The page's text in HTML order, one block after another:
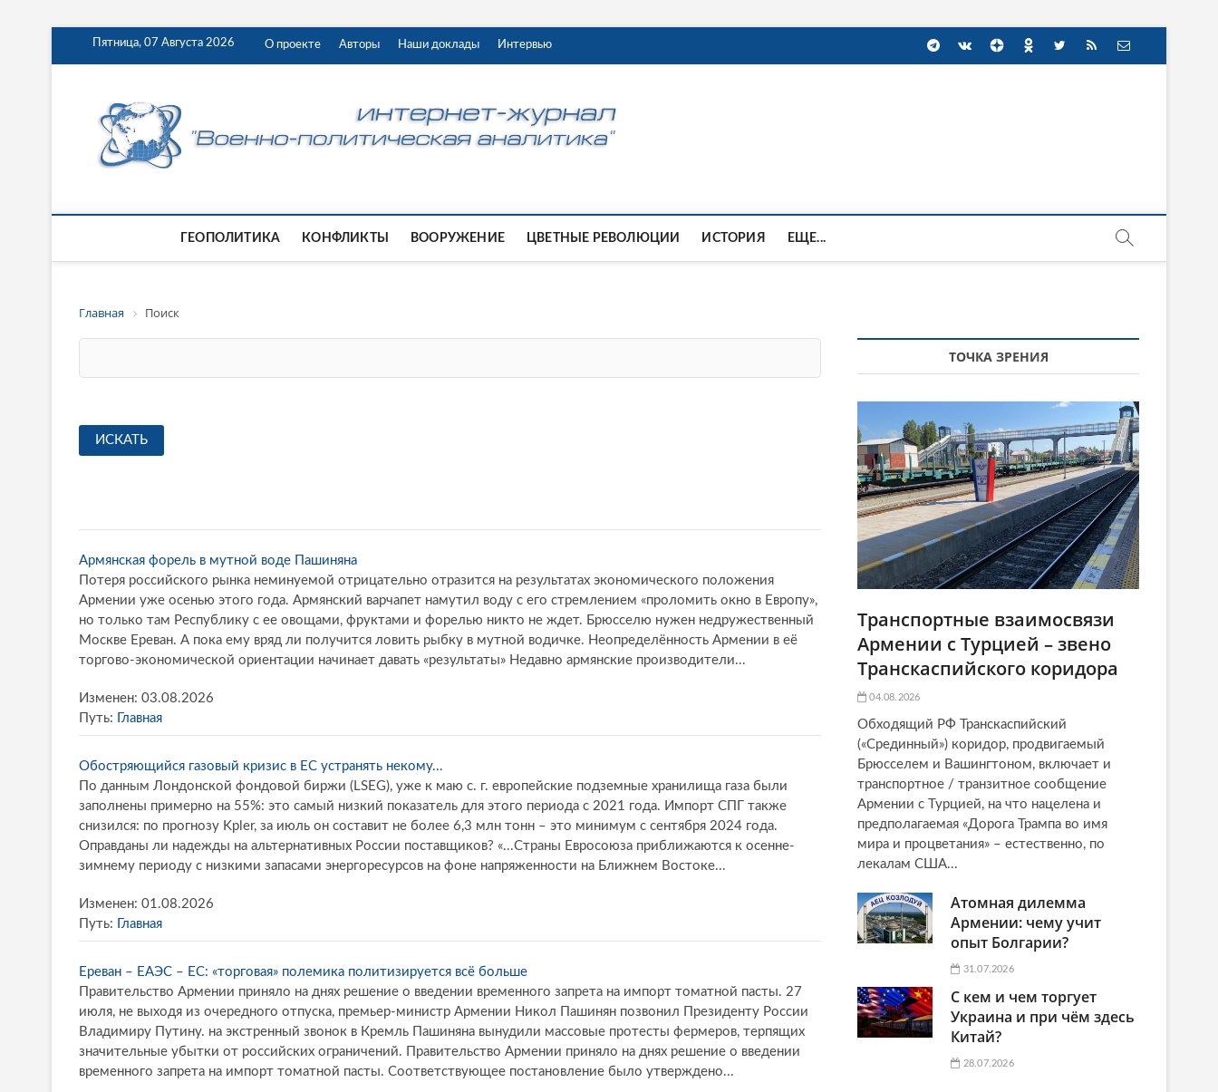
Пятница, 07 Августа 2026 О проекте Авторы Наши доклады Интервью
ГЕОПОЛИТИКА КОНФЛИКТЫ ВООРУЖЕНИЕ ЦВЕТНЫЕ РЕВОЛЮЦИИ ИСТОРИЯ ЕЩЕ...
Главная Поиск
Армянская форель в мутной воде Пашиняна
Потеря российского рынка неминуемой отрицательно отразится на результатах экономического положения
Армении уже осенью этого года. Армянский варчапет намутил воду с его стремлением «проломить окно в Европу»,
но только там Республику с ее овощами, фруктами и форелью никто не ждет. Брюсселю нужен недружественный
Москве Ереван. А пока ему вряд ли получится ловить рыбку в мутной водичке. Неопределённость Армении в её
торгово-экономической ориентации начинает давать «результаты» Недавно армянские производители...
Изменен: 03.08.2026
Путь: Главная
Обостряющийся газовый кризис в ЕС устранять некому...
По данным Лондонской фондовой биржи (LSEG), уже к маю с. г. европейские подземные хранилища газа были
заполнены примерно на 55%: это самый низкий показатель для этого периода с 2021 года. Импорт СПГ также
снизился: по прогнозу Kpler, за июль он составит не более 6,3 млн тонн – это минимум с сентября 2024 года.
Оправданы ли надежды на альтернативных России поставщиков? «...Страны Евросоюза приближаются к осенне-
зимнему периоду с низкими запасами энергоресурсов на фоне напряженности на Ближнем Востоке...
Изменен: 01.08.2026
Путь: Главная
Ереван – ЕАЭС – ЕС: «торговая» полемика политизируется всё больше
Правительство Армении приняло на днях решение о введении временного запрета на импорт томатной пасты. 27
июля, не выходя из очередного отпуска, премьер-министр Армении Никол Пашинян позвонил Президенту России
Владимиру Путину. на экстренный звонок в Кремль Пашиняна вынудили массовые протесты фермеров, терпящих
значительные убытки от российских ограничений. Правительство Армении приняло на днях решение о введении
временного запрета на импорт томатной пасты. Соответствующее постановление было утверждено...
ТОЧКА ЗРЕНИЯ
Транспортные взаимосвязи
Армении с Турцией – звено
Транскаспийского коридора
04.08.2026
Обходящий РФ Транскаспийский
(«Срединный») коридор, продвигаемый
Брюсселем и Вашингтоном, включает и
транспортное / транзитное сообщение
Армении с Турцией, на что нацелена и
предполагаемая «Дорога Трампа во имя
мира и процветания» – естественно, по
лекалам США...
Атомная дилемма
Армении: чему учит
опыт Болгарии?
31.07.2026
С кем и чем торгует
Украина и при чём здесь
Китай?
28.07.2026